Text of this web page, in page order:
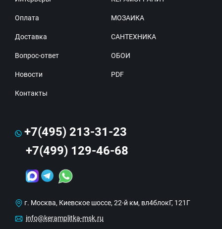
Оплата
Доставка
Вопрос-ответ
Новости
Контакты
МОЗАИКА
САНТЕХНИКА
ОБОИ
PDF
+7(495) 213-31-23
+7(499) 129-46-68
г. Москва, Киевское шоссе, 22-й км, вл4блокГ, 121Г
info@keramplitka-msk.ru